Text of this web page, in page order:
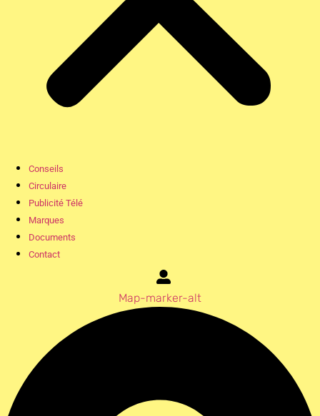
Conseils
Circulaire
Publicité Télé
Marques
Documents
Contact
Map-marker-alt